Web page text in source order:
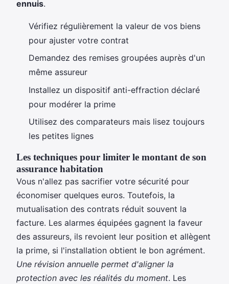
ennuis.
Vérifiez régulièrement la valeur de vos biens
pour ajuster votre contrat
Demandez des remises groupées auprès d'un
même assureur
Installez un dispositif anti-effraction déclaré
pour modérer la prime
Utilisez des comparateurs mais lisez toujours
les petites lignes
Les techniques pour limiter le montant de son
assurance habitation
Vous n'allez pas sacrifier votre sécurité pour
économiser quelques euros. Toutefois, la
mutualisation des contrats réduit souvent la
facture. Les alarmes équipées gagnent la faveur
des assureurs, ils revoient leur position et allègent
la prime, si l'installation obtient le bon agrément.
Une révision annuelle permet d'aligner la
protection avec les réalités du moment. Les